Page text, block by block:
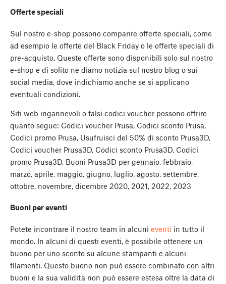
Offerte speciali
Sul nostro e-shop possono comparire offerte speciali, come
ad esempio le offerte del Black Friday o le offerte speciali di
pre-acquisto. Queste offerte sono disponibili solo sul nostro
e-shop e di solito ne diamo notizia sul nostro blog o sui
social media, dove indichiamo anche se si applicano
eventuali condizioni.
Siti web ingannevoli o falsi codici voucher possono offrire
quanto segue: Codici voucher Prusa, Codici sconto Prusa,
Codici promo Prusa, Usufruisci del 50% di sconto Prusa3D,
Codici voucher Prusa3D, Codici sconto Prusa3D, Codici
promo Prusa3D, Buoni Prusa3D per gennaio, febbraio,
marzo, aprile, maggio, giugno, luglio, agosto, settembre,
ottobre, novembre, dicembre 2020, 2021, 2022, 2023
Buoni per eventi
Potete incontrare il nostro team in alcuni eventi in tutto il
mondo. In alcuni di questi eventi, è possibile ottenere un
buono per uno sconto su alcune stampanti e alcuni
filamenti. Questo buono non può essere combinato con altri
buoni e la sua validità non può essere estesa oltre la data di